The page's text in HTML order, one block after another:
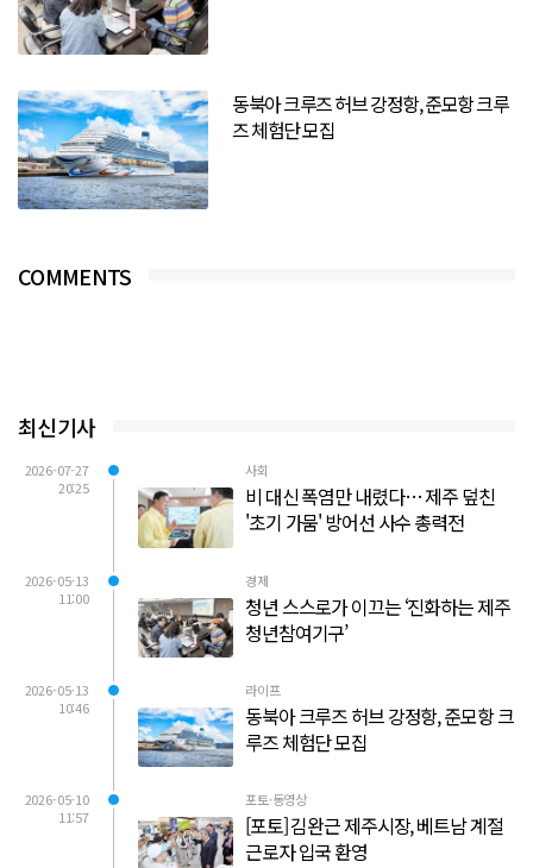
동북아 크루즈 허브 강정항, 준모항 크루
즈 체험단 모집
COMMENTS
최신기사
2026-07-27
20:25
사회
비 대신 폭염만 내렸다… 제주 덮친
'초기 가뭄' 방어선 사수 총력전
2026-05-13
11:00
경제
청년 스스로가 이끄는 ‘진화하는 제주
청년참여기구’
2026-05-13
10:46
라이프
동북아 크루즈 허브 강정항, 준모항 크
루즈 체험단 모집
2026-05-10
11:57
포토·동영상
[포토] 김완근 제주시장, 베트남 계절
근로자 입국 환영